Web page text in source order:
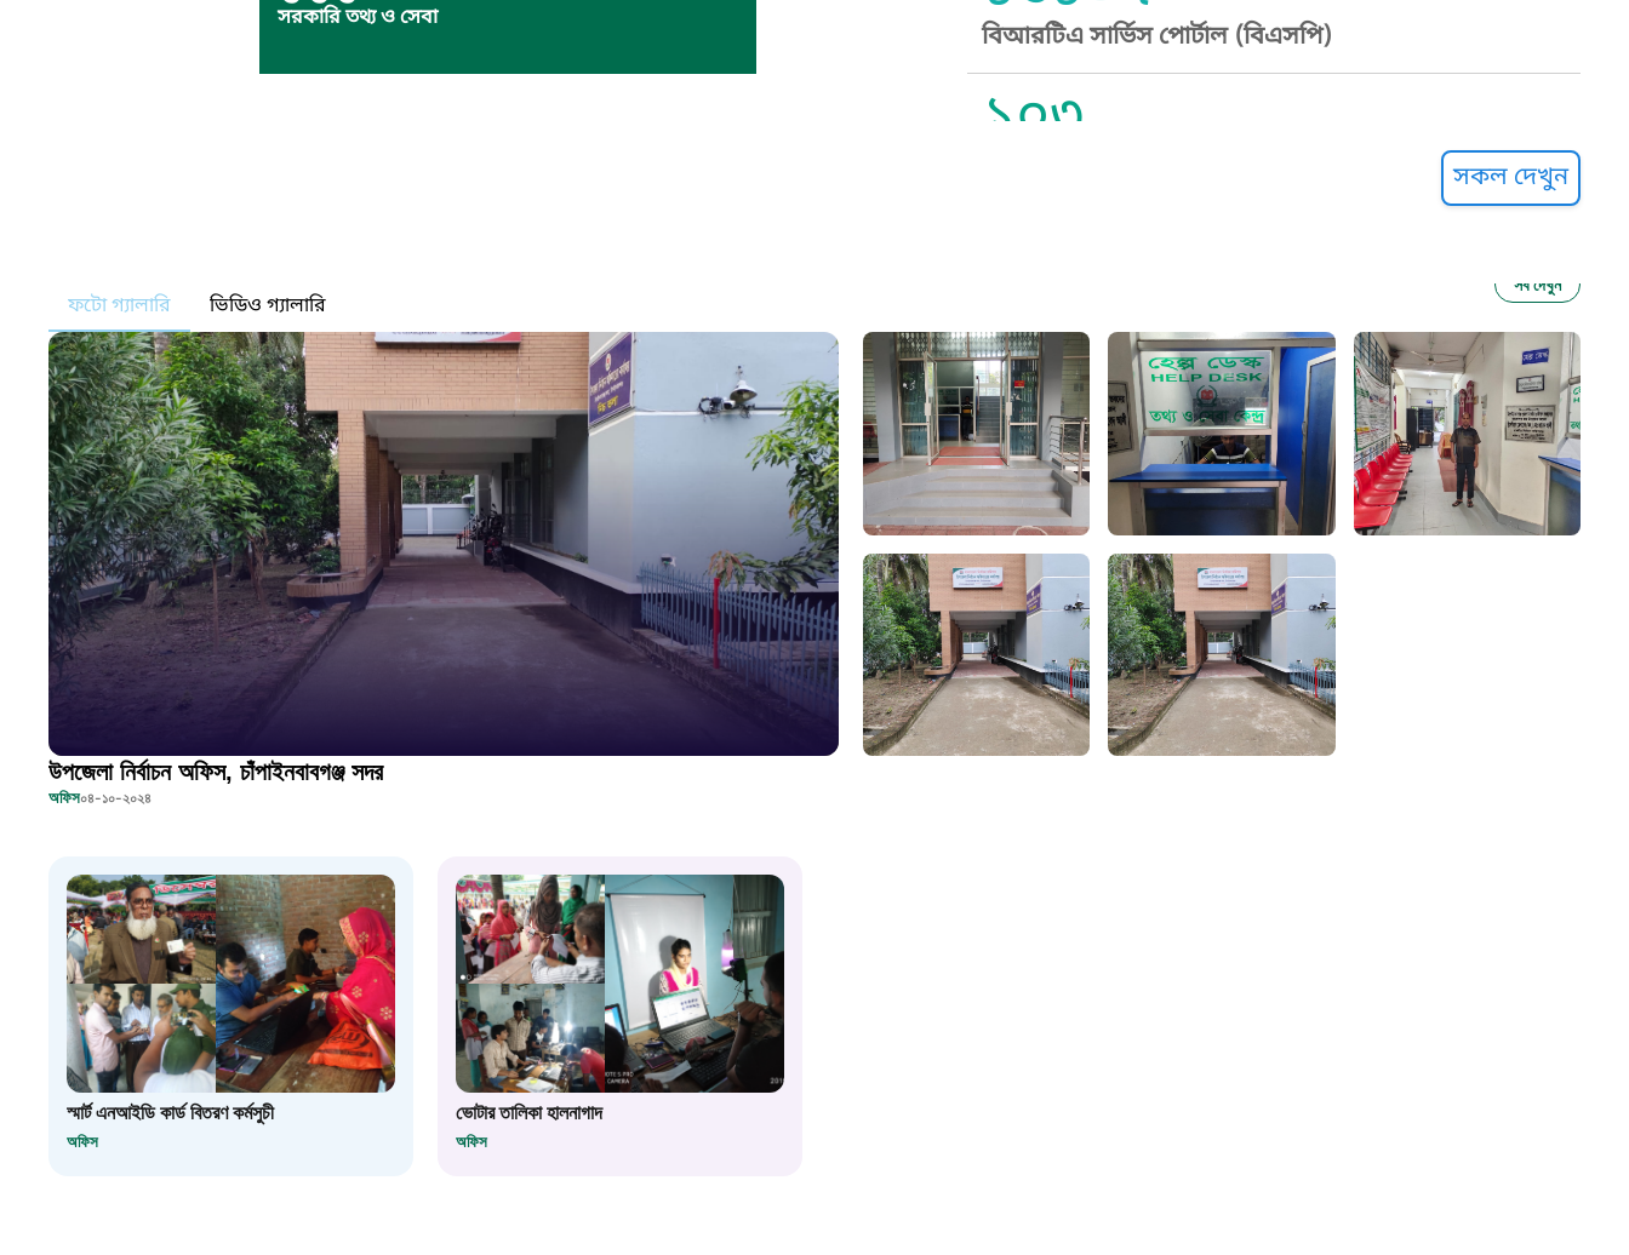
সরকারি তথ্য ও সেবা
বিআরটিএ সার্ভিস পোর্টাল (বিএসপি)
১০৩
১০৬
দুদক
১০২
দুর্যোগের আগাম বার্তা
১৬১২২
স্মার্ট ভূমি সেবা
১০৯৮
সকল দেখুন
ফটো গ্যালারি ভিডিও গ্যালারি
সব দেখুন
উপজেলা নির্বাচন অফিস, চাঁপাইনবাবগঞ্জ সদর
অফিস০৪-১০-২০২৪
স্মার্ট এনআইডি কার্ড বিতরণ কর্মসুচী
অফিস
ভোটার তালিকা হালনাগাদ
অফিস